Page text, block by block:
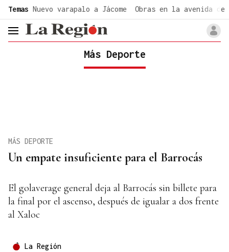
Temas Nuevo varapalo a Jácome Obras en la avenida de
header.menu.open
Más Deporte
Un empate insuficiente para el Barrocás
MÁS DEPORTE
El golaverage general deja al Barrocás sin billete para
la final por el ascenso, después de igualar a dos frente
al Xaloc
La Región